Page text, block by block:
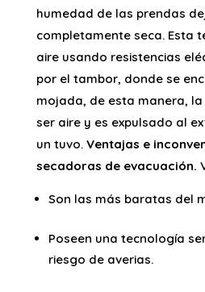
humedad de las prendas
completamente seca. Esta
aire usando resistencias
por el tambor, donde se
mojada, de esta manera,
ser aire y es expulsado al
un tuvo. Ventajas e
secadoras de evacuación.
Son las más baratas del
Poseen una tecnología
riesgo de averias.